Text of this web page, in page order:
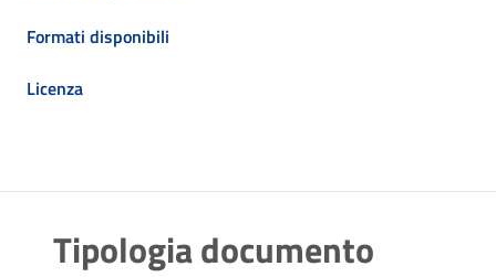
Formati disponibili
Licenza
Tipologia documento